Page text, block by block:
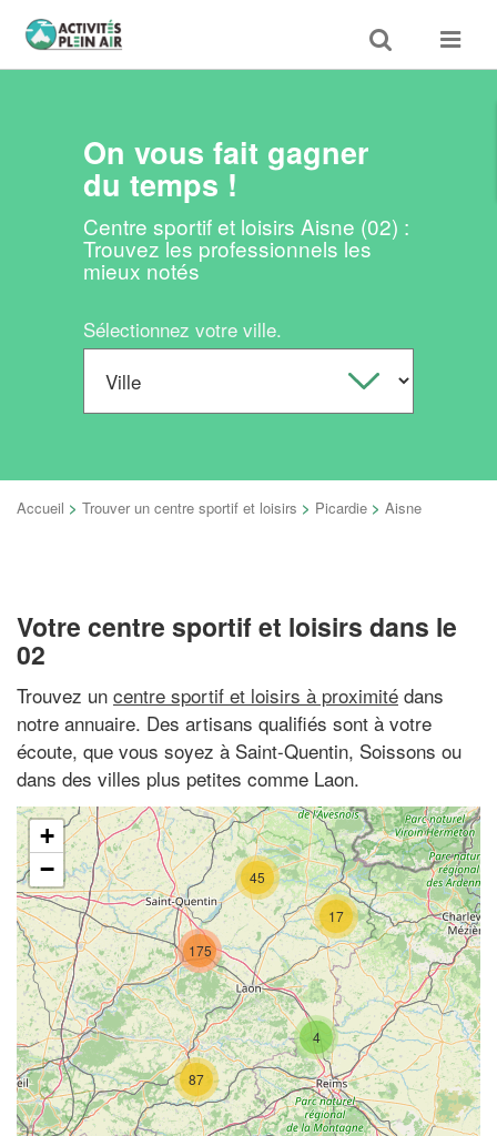
Toggle
search
Toggle
On vous fait gagner
du temps !
Centre sportif et loisirs Aisne (02) :
Trouvez les professionnels les
mieux notés
Sélectionnez votre ville.
Accueil > Trouver un centre sportif et loisirs > Picardie > Aisne
Votre centre sportif et loisirs dans le
02
Trouvez un centre sportif et loisirs à proximité dans
notre annuaire. Des artisans qualifiés sont à votre
écoute, que vous soyez à Saint-Quentin, Soissons ou
dans des villes plus petites comme Laon.
4
45
17
175
87
+
−